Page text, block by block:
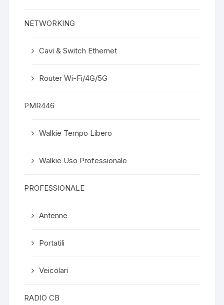
NETWORKING
Cavi & Switch Ethernet
Router Wi-Fi/4G/5G
PMR446
Walkie Tempo Libero
Walkie Uso Professionale
PROFESSIONALE
Antenne
Portatili
Veicolari
RADIO CB